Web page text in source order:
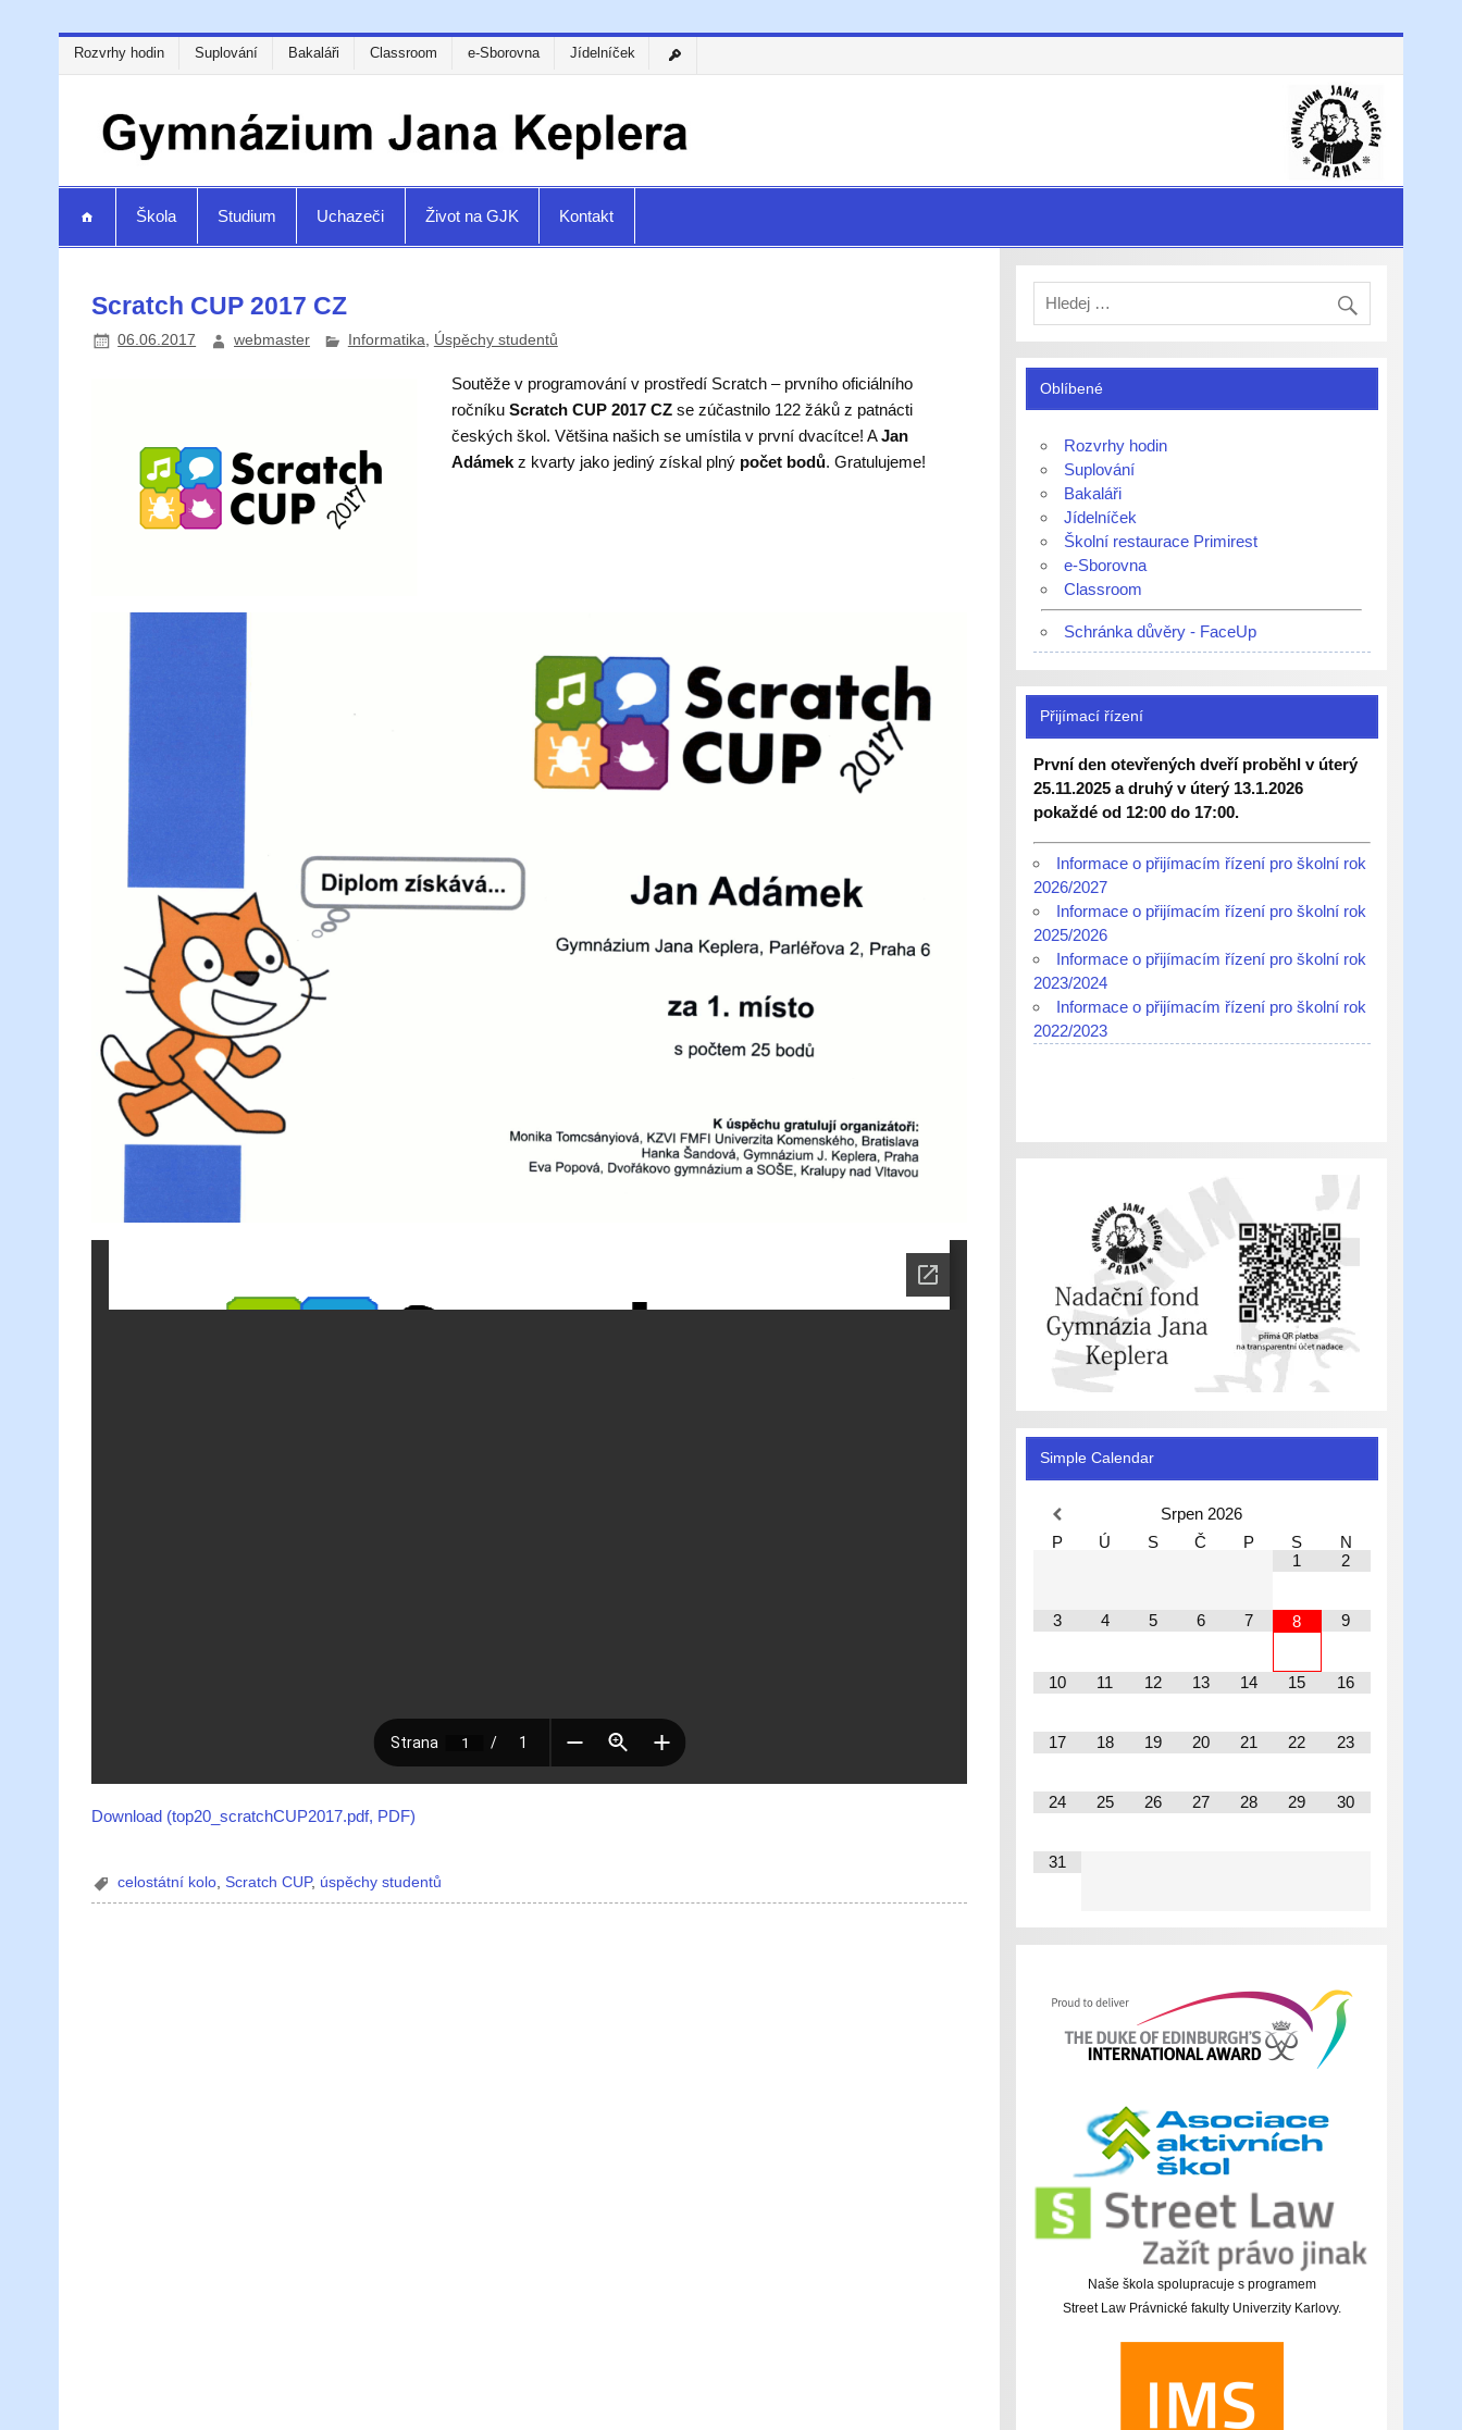
Rozvrhy hodin Suplování Bakaláři Classroom e-Sborovna Jídelníček
Škola Studium Uchazeči Život na GJK Kontakt
Scratch CUP 2017 CZ
06.06.2017 webmaster Informatika, Úspěchy studentů
Soutěže v programování v prostředí Scratch – prvního oficiálního
ročníkuScratch CUP 2017 CZse zúčastnilo 122 žáků z patnácti
českých škol. Většina našich se umístila v první dvacítce! AJan
Adámekz kvarty jako jediný získal plný počet bodů. Gratulujeme!
Download (top20_scratchCUP2017.pdf, PDF)
celostátní kolo ,Scratch CUP, úspěchy studentů
Oblíbené
Rozvrhy hodin
Suplování
Bakaláři
Jídelníček
Školní restaurace Primirest
e-Sborovna
Classroom
Schránka důvěry - FaceUp
Přijímací řízení
První den otevřených dveří proběhl v úterý
25.11.2025 a druhý v úterý 13.1.2026
pokaždé od 12:00 do 17:00.
Informace o přijímacím řízení pro školní rok
2026/2027
Informace o přijímacím řízení pro školní rok
2025/2026
Informace o přijímacím řízení pro školní rok
2023/2024
Informace o přijímacím řízení pro školní rok
2022/2023
Simple Calendar
Srpen 2026
P
Ú S Č P S
N
1
2
3 4 5 6 7 8 9
10 11 12 13 14 15 16
17 18 19 20 21 22 23
24 25 26 27 28 29 30
31
Naše škola spolupracuje s programem
Street Law Právnické fakulty Univerzity Karlovy.